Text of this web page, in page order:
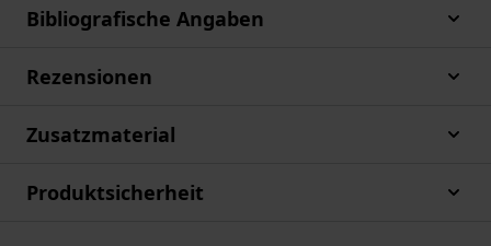
Bibliografische Angaben
Rezensionen
Zusatzmaterial
Produktsicherheit